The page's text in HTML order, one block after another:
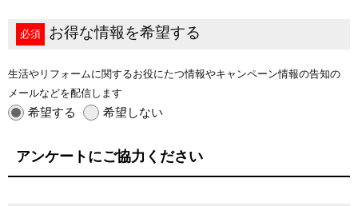
必須 お得な情報を希望する
生活やリフォームに関するお役にたつ情報やキャンペーン情報の告知の
メールなどを配信します
希望する 希望しない
アンケートにご協力ください